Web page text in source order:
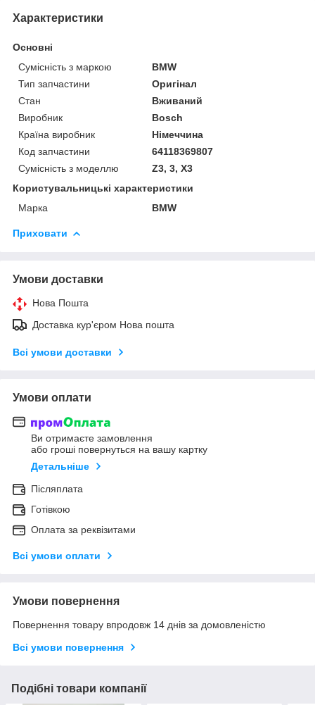
Характеристики
Основні
Сумісність з маркою
BMW
Тип запчастини
Оригінал
Стан
Вживаний
Виробник
Bosch
Країна виробник
Німеччина
Код запчастини
64118369807
Сумісність з моделлю
Z3, 3, X3
Користувальницькі характеристики
Марка
BMW
Приховати
Умови доставки
Нова Пошта
Доставка кур'єром Нова пошта
Всі умови доставки
Умови оплати
Ви отримаєте замовлення
або гроші повернуться на вашу картку
Детальніше
Післяплата
Готівкою
Оплата за реквізитами
Всі умови оплати
Умови повернення
Повернення товару впродовж 14 днів за домовленістю
Всі умови повернення
Подібні товари компанії